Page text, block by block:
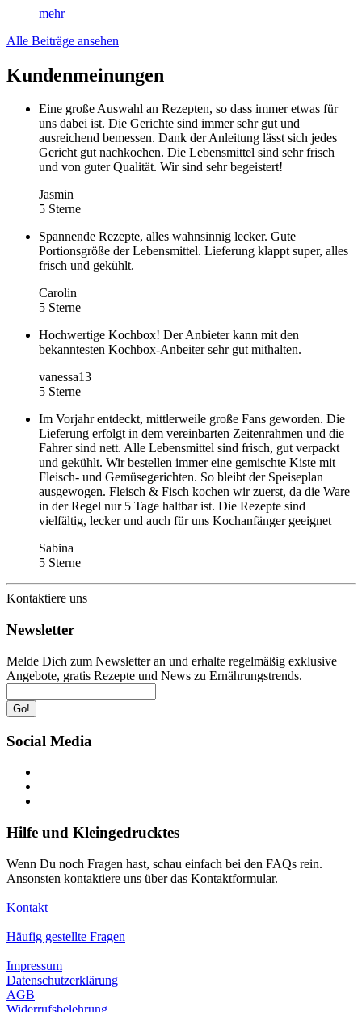
mehr
Alle Beiträge ansehen
Kundenmeinungen
Eine große Auswahl an Rezepten, so dass immer etwas für
uns dabei ist. Die Gerichte sind immer sehr gut und
ausreichend bemessen. Dank der Anleitung lässt sich jedes
Gericht gut nachkochen. Die Lebensmittel sind sehr frisch
und von guter Qualität. Wir sind sehr begeistert!
Jasmin
5 Sterne
Spannende Rezepte, alles wahnsinnig lecker. Gute
Portionsgröße der Lebensmittel. Lieferung klappt super, alles
frisch und gekühlt.
Carolin
5 Sterne
Hochwertige Kochbox! Der Anbieter kann mit den
bekanntesten Kochbox-Anbeiter sehr gut mithalten.
vanessa13
5 Sterne
Im Vorjahr entdeckt, mittlerweile große Fans geworden. Die
Lieferung erfolgt in dem vereinbarten Zeitenrahmen und die
Fahrer sind nett. Alle Lebensmittel sind frisch, gut verpackt
und gekühlt. Wir bestellen immer eine gemischte Kiste mit
Fleisch- und Gemüsegerichten. So bleibt der Speiseplan
ausgewogen. Fleisch & Fisch kochen wir zuerst, da die Ware
in der Regel nur 5 Tage haltbar ist. Die Rezepte sind
vielfältig, lecker und auch für uns Kochanfänger geeignet
Sabina
5 Sterne
Kontaktiere uns
Newsletter
Melde Dich zum Newsletter an und erhalte regelmäßig exklusive
Angebote, gratis Rezepte und News zu Ernährungstrends.
Go!
Social Media
Hilfe und Kleingedrucktes
Wenn Du noch Fragen hast, schau einfach bei den FAQs rein.
Ansonsten kontaktiere uns über das Kontaktformular.
Kontakt
Häufig gestellte Fragen
Impressum
Datenschutzerklärung
AGB
Widerrufsbelehrung